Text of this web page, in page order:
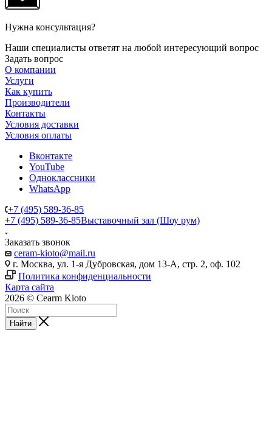
Нужна консультация?
Наши специалисты ответят на любой интересующий вопрос
Задать вопрос
О компании
Услуги
Как купить
Производители
Контакты
Условия доставки
Условия оплаты
Вконтакте
YouTube
Одноклассники
WhatsApp
+7 (495) 589-36-85
+7 (495) 589-36-85Выставочный зал (Шоу рум)
Заказать звонок
ceram-kioto@mail.ru
г. Москва, ул. 1-я Дубровская, дом 13-А, стр. 2, оф. 102
Политика конфиденциальности
Карта сайта
2026 © Cearm Kioto
Найти